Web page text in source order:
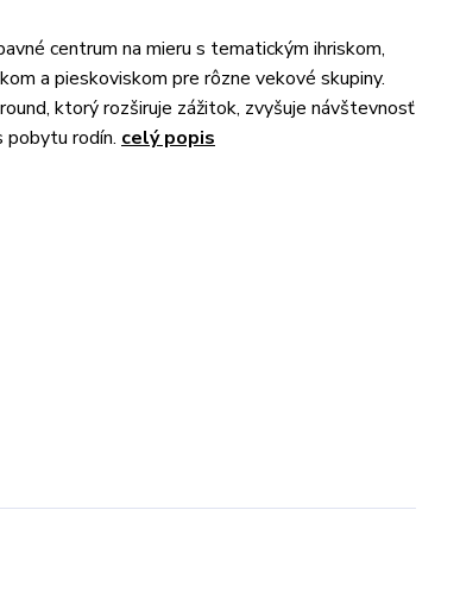
centrum na mieru s tematickým ihriskom,
a pieskoviskom pre rôzne vekové skupiny.
ktorý rozširuje zážitok, zvyšuje návštevnosť
pobytu rodín. celý popis